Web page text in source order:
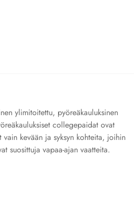
ylimitoitettu, pyöreäkauluksinen
collegepaidat ovat
kevään ja syksyn kohteita, joihin
suosittuja vapaa-ajan vaatteita.